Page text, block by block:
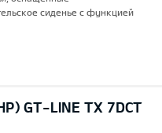
сиденье с функцией
GT-LINE TX 7DCT